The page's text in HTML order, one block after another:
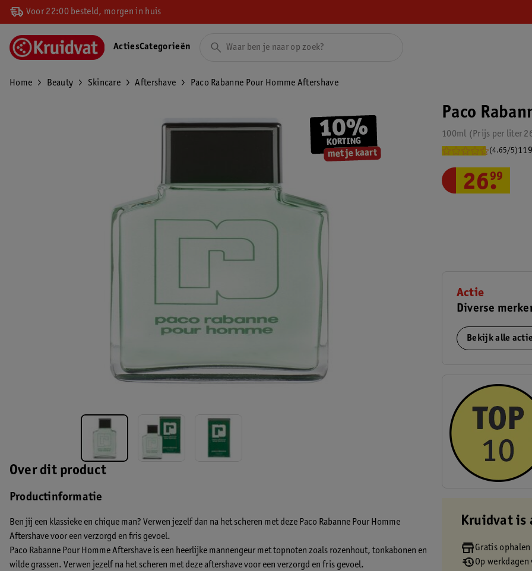
Voor 22:00 besteld, morgen in huis
ActiesCategorieën
Home Beauty Skincare Aftershave Paco Rabanne Pour Homme Aftershave
Over dit product
Productinformatie
Ben jij een klassieke en chique man? Verwen jezelf dan na het scheren met deze Paco Rabanne Pour Homme
Aftershave voor een verzorgd en fris gevoel.
Paco Rabanne Pour Homme Aftershave is een heerlijke mannengeur met topnoten zoals rozenhout, tonkabonen en
wilde grassen. Verwen jezelf na het scheren met deze aftershave voor een verzorgd en fris gevoel.
Paco
100ml Prijs per liter
(4.65/5)
26.
99
Actie
Diverse
Bekijk alle
Kruidvat is
Gratis
Op